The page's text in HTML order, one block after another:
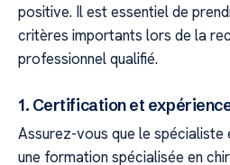
positive. Il est essentiel de
critères importants lors de la
professionnel qualifié.
1. Certification et
Assurez-vous que le
une formation spécialisée en